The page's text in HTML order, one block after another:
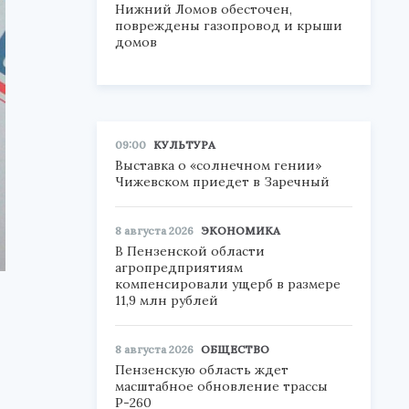
Нижний Ломов обесточен,
повреждены газопровод и крыши
домов
09:00 КУЛЬТУРА
Выставка о «солнечном гении»
Чижевском приедет в Заречный
8 августа 2026 ЭКОНОМИКА
В Пензенской области
агропредприятиям
компенсировали ущерб в размере
11,9 млн рублей
8 августа 2026 ОБЩЕСТВО
Пензенскую область ждет
масштабное обновление трассы
Р-260